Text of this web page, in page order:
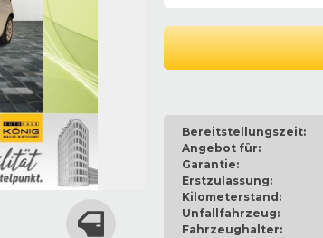
Bereitstellungszeit:
Angebot für:
Garantie:
Erstzulassung:
Kilometerstand:
Unfallfahrzeug:
Fahrzeughalter: